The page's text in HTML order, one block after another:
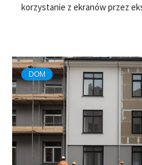
korzystanie z ekranów przez
DOM